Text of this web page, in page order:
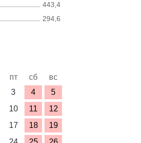
443,4
294,6
пт сб
вс
3 4
5
10 11
12
17 18
19